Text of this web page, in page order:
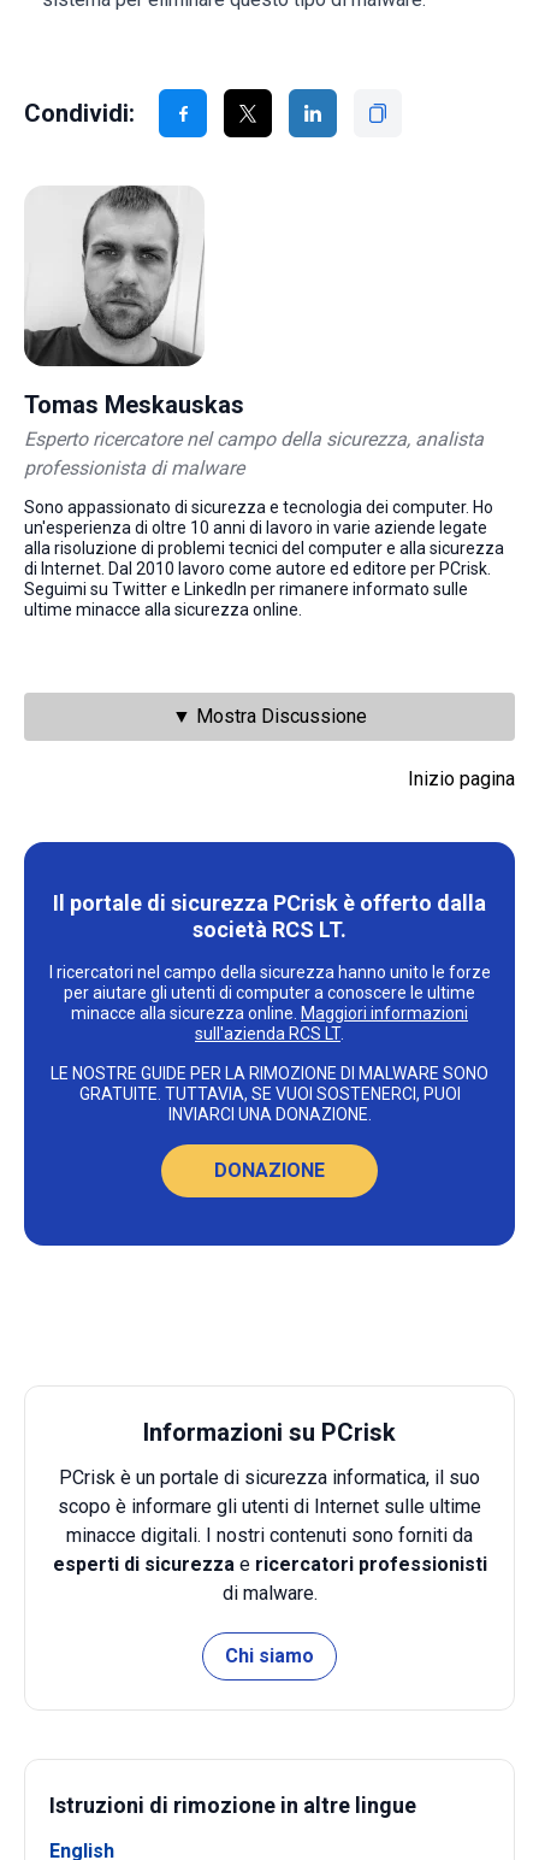
Condividi:
Tomas Meskauskas
Esperto ricercatore nel campo della sicurezza, analista
professionista di malware
Sono appassionato di sicurezza e tecnologia dei computer. Ho
un'esperienza di oltre 10 anni di lavoro in varie aziende legate
alla risoluzione di problemi tecnici del computer e alla sicurezza
di Internet. Dal 2010 lavoro come autore ed editore per PCrisk.
Seguimi su Twitter e LinkedIn per rimanere informato sulle
ultime minacce alla sicurezza online.
▼ Mostra Discussione
Inizio pagina
Il portale di sicurezza PCrisk è offerto dalla
società RCS LT.
I ricercatori nel campo della sicurezza hanno unito le forze
per aiutare gli utenti di computer a conoscere le ultime
minacce alla sicurezza online. Maggiori informazioni
sull'azienda RCS LT.
LE NOSTRE GUIDE PER LA RIMOZIONE DI MALWARE SONO
GRATUITE. TUTTAVIA, SE VUOI SOSTENERCI, PUOI
INVIARCI UNA DONAZIONE.
DONAZIONE
Informazioni su PCrisk
PCrisk è un portale di sicurezza informatica, il suo
scopo è informare gli utenti di Internet sulle ultime
minacce digitali. I nostri contenuti sono forniti da
esperti di sicurezzae ricercatori professionisti
di malware.
Chi siamo
Istruzioni di rimozione in altre lingue
English